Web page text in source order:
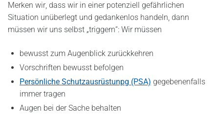
Merken wir, dass wir in einer potenziell gefährlichen
Situation unüberlegt und gedankenlos handeln, dann
müssen wir uns selbst „triggern“: Wir müssen
bewusst zum Augenblick zurückkehren
Vorschriften bewusst befolgen
Persönliche Schutzausrüstunpg (PSA) gegebenenfalls
immer tragen
Augen bei der Sache behalten